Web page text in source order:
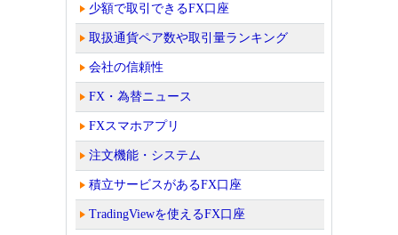
少額で取引できるFX口座
取扱通貨ペア数や取引量ランキング
会社の信頼性
FX・為替ニュース
FXスマホアプリ
注文機能・システム
積立サービスがあるFX口座
TradingViewを使えるFX口座